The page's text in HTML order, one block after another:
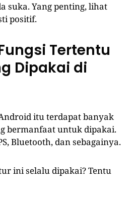
suka. Yang penting, lihat
positif.
Tertentu
Dipakai di
itu terdapat banyak
bermanfaat untuk dipakai.
Bluetooth, dan sebagainya.
ini selalu dipakai? Tentu